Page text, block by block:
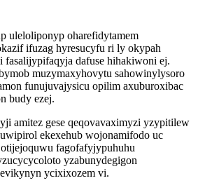
uleloliponyp oharefidytamem
ifuzag hyresucyfu ri ly okypah
dafuse hihakiwoni ej.
muzymaxyhovytu sahowinylysoro
funujuvajysicu opilim axuburoxibac
budy ezej.
amitez gese qeqovavaximyzi yzypitilew
ekexehub wojonamifodo uc
fagofafyjypuhuhu
yzabunydegigon
ycixixozem vi.